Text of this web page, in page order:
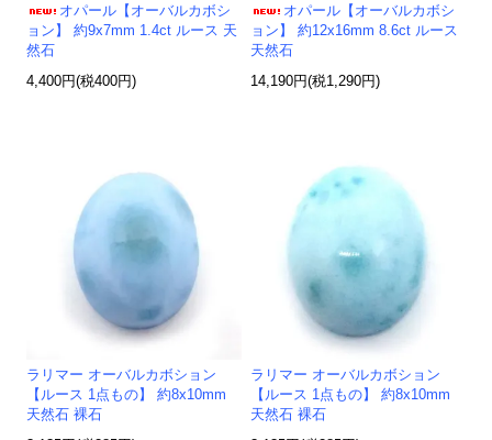
オパール【オーバルカボシ
ョン】 約9x7mm 1.4ct ルース 天
然石
4,400円(税400円)
オパール【オーバルカボシ
ョン】 約12x16mm 8.6ct ルース
天然石
14,190円(税1,290円)
ラリマー オーバルカボション
【ルース 1点もの】 約8x10mm
天然石 裸石
ラリマー オーバルカボション
【ルース 1点もの】 約8x10mm
天然石 裸石